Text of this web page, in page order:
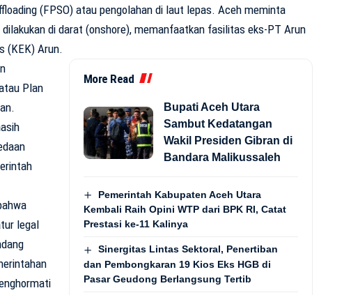
(FPSO) atau pengolahan di laut lepas. Aceh meminta
di darat (onshore), memanfaatkan fasilitas eks-PT Arun
(KEK) Arun.
More Read
Bupati Aceh Utara
Sambut Kedatangan
Wakil Presiden Gibran di
Bandara Malikussaleh
Pemerintah Kabupaten Aceh Utara
Kembali Raih Opini WTP dari BPK RI, Catat
Prestasi ke-11 Kalinya
Sinergitas Lintas Sektoral, Penertiban
dan Pembongkaran 19 Kios Eks HGB di
Pasar Geudong Berlangsung Tertib
Plan
legal